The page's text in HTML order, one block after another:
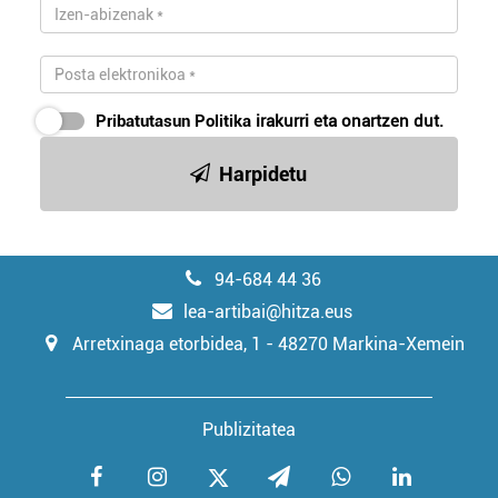
Pribatutasun Politika irakurri eta onartzen dut.
Harpidetu
94-684 44 36
lea-artibai@hitza.eus
Arretxinaga etorbidea, 1 - 48270 Markina-Xemein
Publizitatea